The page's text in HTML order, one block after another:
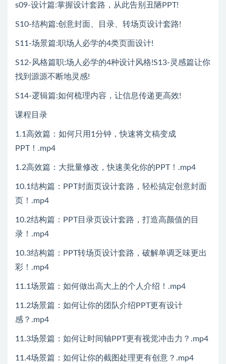
s09-设计篇:掌握设计套路，从此告别丑陋PPT!
S10-结构篇:创意封面、目录、转场页设计套路!
S11-场景篇:职场人必学的4类页面设计!
S12-风格篇职:场人必学的4种设计风格!S13-灵感篇让你
找到源源不断地灵感!
S14-逻辑篇:如何梳理内容，让信息传递更高效!
课程目录
1.1高效篇：如何只用1分钟，快速将文稿变成
PPT！.mp4
1.2高效篇：大批量修改，快速美化你的PPT！.mp4
10.1结构篇：PPT封面页设计套路，轻松搞定创意封面
页！.mp4
10.2结构篇：PPT目录页设计套路，打造高颜值的目
录！.mp4
10.3结构篇：PPT转场页设计套路，破解单调乏味更出
彩！.mp4
11.1场景篇：如何做出高大上的个人介绍！.mp4
11.2场景篇：如何让你的团队介绍PPT更有设计
感？.mp4
11.3场景篇：如何让时间轴PPT更有视觉冲击力？.mp4
11.4场景篇：如何让你的截图处理更有创意？.mp4